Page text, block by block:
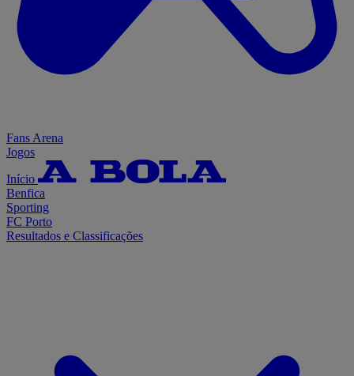
Fans Arena
Jogos
Início
Benfica
Sporting
FC Porto
Resultados e Classificações